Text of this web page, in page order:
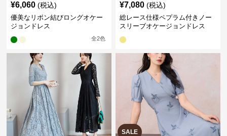
¥6,060 (税込)
優美なリボン結びロングオケー
ジョンドレス
全2色
¥7,080 (税込)
総レース仕様ペプラム付きノー
スリーブオケージョンドレス
SALE